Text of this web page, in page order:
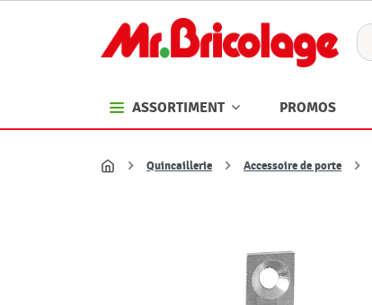
ASSORTIMENT PROMOS
Accueil
Quincaillerie Accessoire de porte